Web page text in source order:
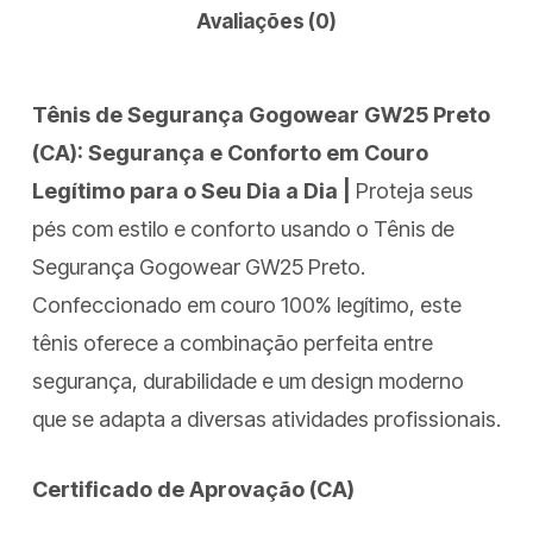
Avaliações (0)
Tênis de Segurança Gogowear GW25 Preto
(CA): Segurança e Conforto em Couro
Legítimo para o Seu Dia a Dia | Proteja seus
pés com estilo e conforto usando o Tênis de
Segurança Gogowear GW25 Preto.
Confeccionado em couro 100% legítimo, este
tênis oferece a combinação perfeita entre
segurança, durabilidade e um design moderno
que se adapta a diversas atividades profissionais.
Certificado de Aprovação (CA)